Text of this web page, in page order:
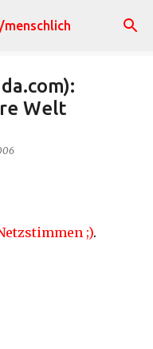
menschlich
Welt
;).